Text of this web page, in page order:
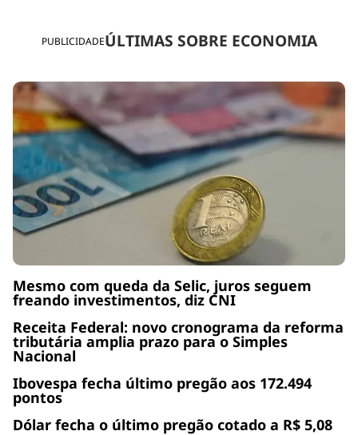
PUBLICIDADEÚLTIMAS SOBRE ECONOMIA
Mesmo com queda da Selic, juros seguem
freando investimentos, diz CNI
Receita Federal: novo cronograma da reforma
tributária amplia prazo para o Simples
Nacional
Ibovespa fecha último pregão aos 172.494
pontos
Dólar fecha o último pregão cotado a R$ 5,08